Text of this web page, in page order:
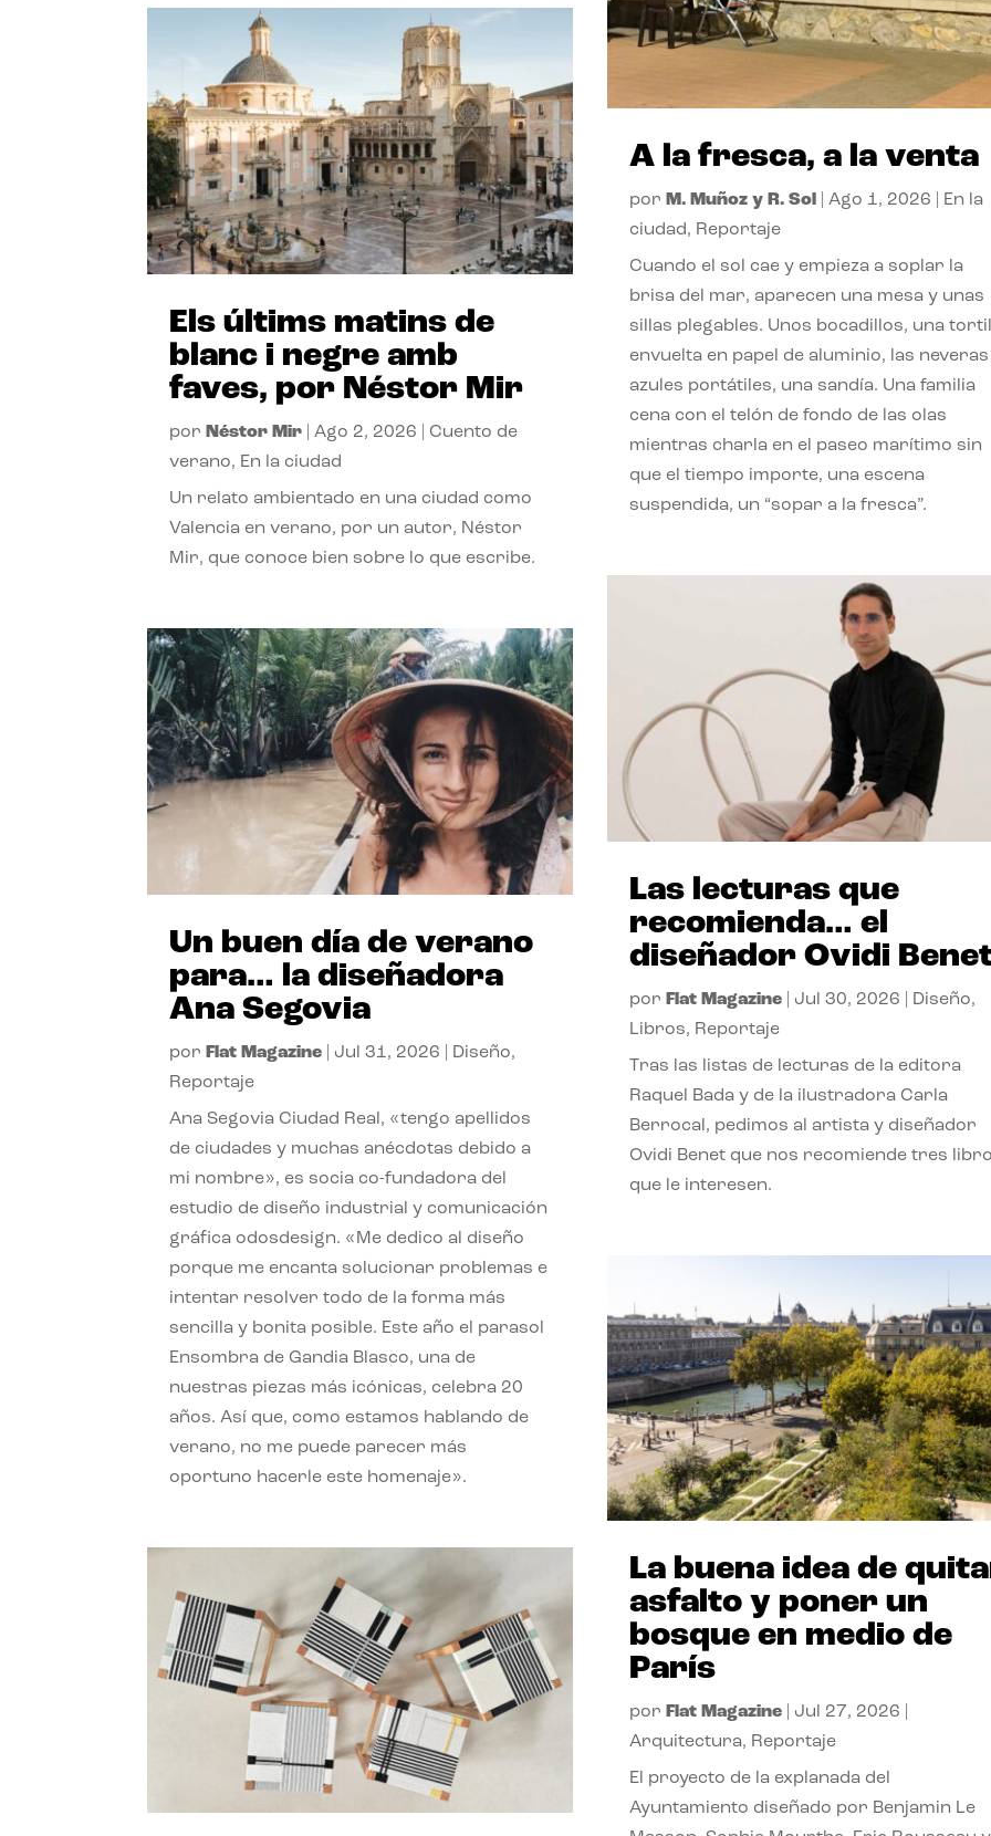
Els últims matins de
blanc i negre amb
faves, por Néstor Mir
por Néstor Mir |Ago 2, 2026 |Cuento de
verano, En la ciudad
Un relato ambientado en una ciudad como
Valencia en verano, por un autor, Néstor
Mir, que conoce bien sobre lo que escribe.
Un buen día de verano
para… la diseñadora
Ana Segovia
por Flat Magazine Jul 31, 2026 Diseño,
Reportaje
Ana Segovia Ciudad Real, «tengo apellidos
de ciudades y muchas anécdotas debido a
mi nombre», es socia co-fundadora del
estudio de diseño industrial y comunicación
gráfica odosdesign. «Me dedico al diseño
porque me encanta solucionar problemas e
intentar resolver todo de la forma más
sencilla y bonita posible. Este año el parasol
Ensombra de Gandia Blasco, una de
nuestras piezas más icónicas, celebra 20
años. Así que, como estamos hablando de
verano, no me puede parecer más
oportuno hacerle este homenaje».
A la fresca, a la venta
por M. Muñoz y R. Sol Ago 1, 2026
En la
ciudad, Reportaje
Cuando el sol cae y empieza a soplar la
brisa del mar, aparecen una mesa y unas
sillas plegables. Unos bocadillos, una
envuelta en papel de aluminio, las neveras
azules portátiles, una sandía. Una familia
cena con el telón de fondo de las olas
mientras charla en el paseo marítimo sin
que el tiempo importe, una escena
suspendida, un “sopar a la fresca”.
Las lecturas que
recomienda… el
diseñador Ovidi
por Flat Magazine| Jul 30, 2026 Diseño,
Libros, Reportaje
Tras las listas de lecturas de la editora
Raquel Bada y de la ilustradora Carla
Berrocal, pedimos al artista y diseñador
Ovidi Benet que nos recomiende tres
que le interesen.
La buena idea de
asfalto y poner un
bosque en medio de
París
por Flat Magazine| Jul 27, 2026
Arquitectura, Reportaje
El proyecto de la explanada del
Ayuntamiento diseñado por Benjamin Le